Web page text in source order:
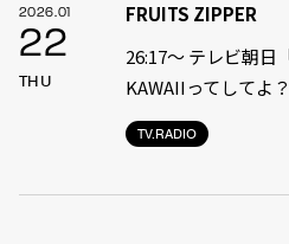
2026.01
22
THU
TV.RADIO
FRUITS ZIPPER
26:17～ テレビ朝日
KAWAIIってしてよ？